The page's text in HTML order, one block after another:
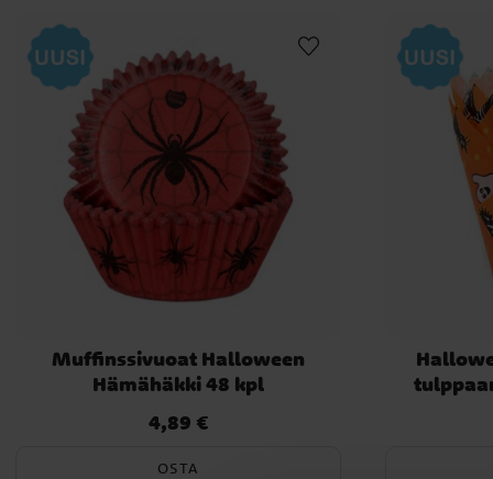
Muffinssivuoat Halloween
Hämähäkki 48 kpl
Hinta:4,89 €
4,89 €
OSTA